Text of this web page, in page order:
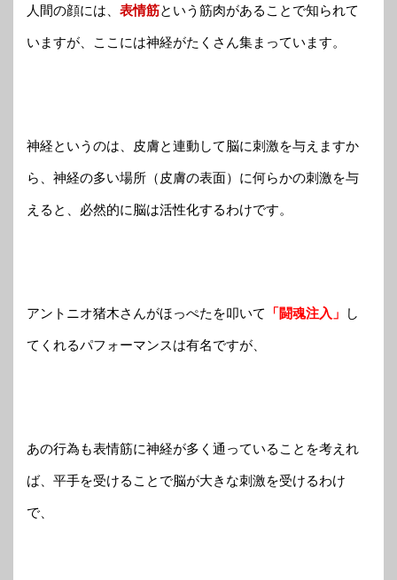
人間の顔には、 表情筋という筋肉があることで知られて
いますが、ここには神経がたくさん集まっています。
神経というのは、皮膚と連動して脳に刺激を与えますか
ら、神経の多い場所（皮膚の表面）に何らかの刺激を与
えると、必然的に脳は活性化するわけです。
アントニオ猪木さんがほっぺたを叩いて 「闘魂注入」 し
てくれるパフォーマンスは有名ですが、
あの行為も表情筋に神経が多く通っていることを考えれ
ば、平手を受けることで脳が大きな刺激を受けるわけ
で、